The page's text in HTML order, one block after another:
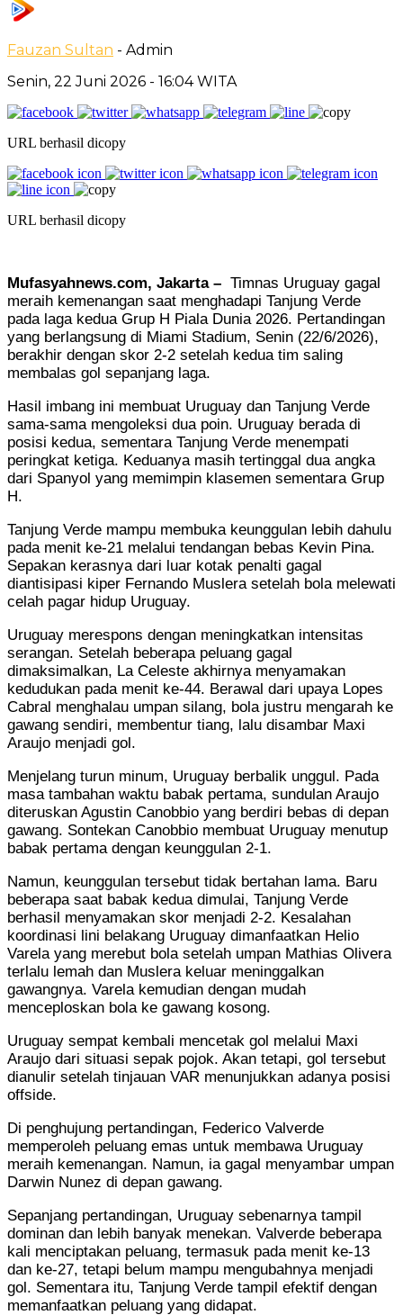
Fauzan Sultan - Admin
Senin, 22 Juni 2026 - 16:04 WITA
URL berhasil dicopy
URL berhasil dicopy
Mufasyahnews.com, Jakarta – Timnas Uruguay gagal
meraih kemenangan saat menghadapi Tanjung Verde
pada laga kedua Grup H Piala Dunia 2026. Pertandingan
yang berlangsung di Miami Stadium, Senin (22/6/2026),
berakhir dengan skor 2-2 setelah kedua tim saling
membalas gol sepanjang laga.
Hasil imbang ini membuat Uruguay dan Tanjung Verde
sama-sama mengoleksi dua poin. Uruguay berada di
posisi kedua, sementara Tanjung Verde menempati
peringkat ketiga. Keduanya masih tertinggal dua angka
dari Spanyol yang memimpin klasemen sementara Grup
H.
Tanjung Verde mampu membuka keunggulan lebih dahulu
pada menit ke-21 melalui tendangan bebas Kevin Pina.
Sepakan kerasnya dari luar kotak penalti gagal
diantisipasi kiper Fernando Muslera setelah bola melewati
celah pagar hidup Uruguay.
Uruguay merespons dengan meningkatkan intensitas
serangan. Setelah beberapa peluang gagal
dimaksimalkan, La Celeste akhirnya menyamakan
kedudukan pada menit ke-44. Berawal dari upaya Lopes
Cabral menghalau umpan silang, bola justru mengarah ke
gawang sendiri, membentur tiang, lalu disambar Maxi
Araujo menjadi gol.
Menjelang turun minum, Uruguay berbalik unggul. Pada
masa tambahan waktu babak pertama, sundulan Araujo
diteruskan Agustin Canobbio yang berdiri bebas di depan
gawang. Sontekan Canobbio membuat Uruguay menutup
babak pertama dengan keunggulan 2-1.
Namun, keunggulan tersebut tidak bertahan lama. Baru
beberapa saat babak kedua dimulai, Tanjung Verde
berhasil menyamakan skor menjadi 2-2. Kesalahan
koordinasi lini belakang Uruguay dimanfaatkan Helio
Varela yang merebut bola setelah umpan Mathias Olivera
terlalu lemah dan Muslera keluar meninggalkan
gawangnya. Varela kemudian dengan mudah
menceploskan bola ke gawang kosong.
Uruguay sempat kembali mencetak gol melalui Maxi
Araujo dari situasi sepak pojok. Akan tetapi, gol tersebut
dianulir setelah tinjauan VAR menunjukkan adanya posisi
offside.
Di penghujung pertandingan, Federico Valverde
memperoleh peluang emas untuk membawa Uruguay
meraih kemenangan. Namun, ia gagal menyambar umpan
Darwin Nunez di depan gawang.
Sepanjang pertandingan, Uruguay sebenarnya tampil
dominan dan lebih banyak menekan. Valverde beberapa
kali menciptakan peluang, termasuk pada menit ke-13
dan ke-27, tetapi belum mampu mengubahnya menjadi
gol. Sementara itu, Tanjung Verde tampil efektif dengan
memanfaatkan peluang yang didapat.